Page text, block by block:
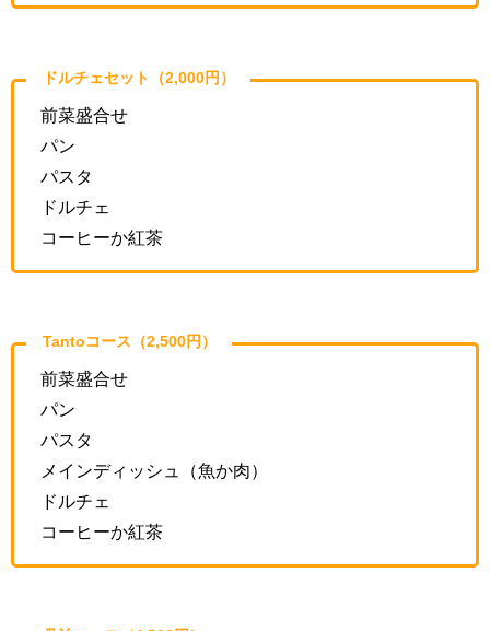
ドルチェセット（2,000円）
前菜盛合せ
パン
パスタ
ドルチェ
コーヒーか紅茶
Tantoコース（2,500円）
前菜盛合せ
パン
パスタ
メインディッシュ（魚か肉）
ドルチェ
コーヒーか紅茶